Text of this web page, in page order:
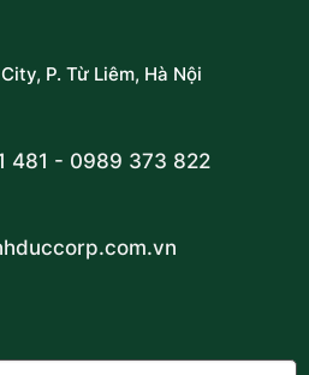
P. Từ Liêm, Hà Nội
481 - 0989 373 822